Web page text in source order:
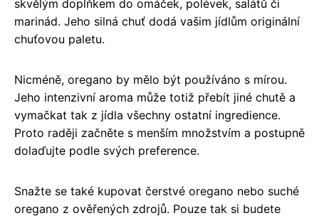
skvělým doplňkem do omáček, polévek, salátů či
marinád. Jeho silná chuť dodá vašim jídlům originální
chuťovou paletu.
Nicméně, oregano by mělo být používáno s mírou.
Jeho intenzivní aroma může totiž přebít jiné chutě a
vymačkat tak z jídla všechny ostatní ingredience.
Proto raději začněte s menším množstvím a postupně
dolaďujte podle svých preference.
Snažte se také kupovat čerstvé oregano nebo suché
oregano z ověřených zdrojů. Pouze tak si budete